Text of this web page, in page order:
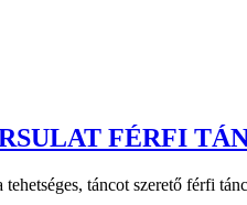
FÉRFI
táncot szerető férfi